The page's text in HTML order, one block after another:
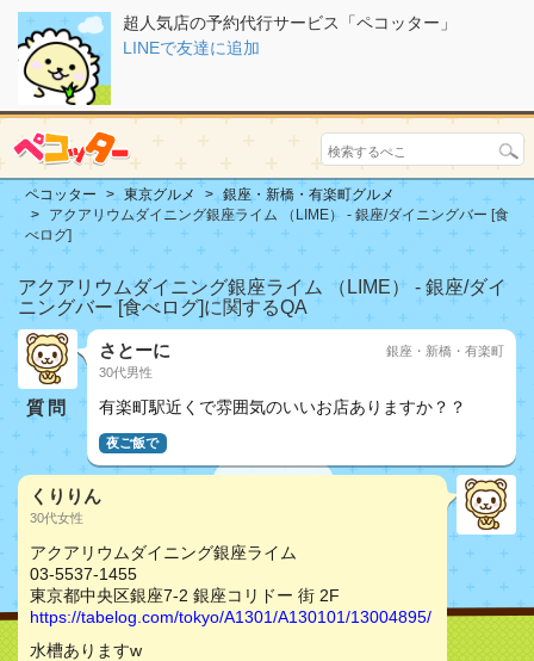
超人気店の予約代行サービス「ペコッター」
LINEで友達に追加
ペコッター 東京グルメ
銀座・新橋・有楽町グルメ
アクアリウムダイニング銀座ライム （LIME） - 銀座/ダイニングバー [食
べログ]
アクアリウムダイニング銀座ライム （LIME） - 銀座/ダイ
ニングバー [食べログ]に関するQA
質問
さとーに
30代男性
銀座・新橋・有楽町
有楽町駅近くで雰囲気のいいお店ありますか？？
夜ご飯で
くりりん
30代女性
アクアリウムダイニング銀座ライム
03-5537-1455
東京都中央区銀座7-2 銀座コリドー 街 2F
https://tabelog.com/tokyo/A1301/A130101/13004895/
水槽ありますw